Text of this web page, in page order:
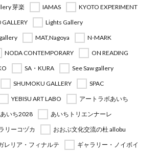
芽楽 IAMAS
KYOTO EXPERIMENT
GALLERY
Lights Gallery
MAT,Nagoya
N-MARK
NODA CONTEMPORARY
ON READING
SA・KURA
See Saw gallery
SHUMOKU GALLERY
SPAC
YEBISU ART LABO
アートラボあいち
あいち2028
あいちトリエンナーレ
リーコヅカ
おおぶ文化交流の杜 allobu
レリア・フィナルテ
ギャラリー・ノイボイ